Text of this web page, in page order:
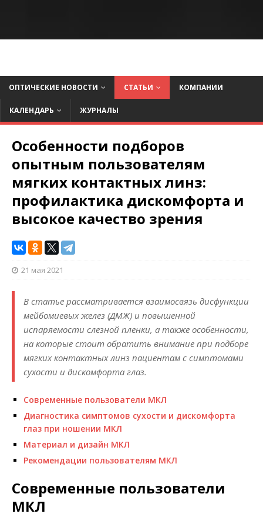
ОПТИЧЕСКИЕ НОВОСТИ СТАТЬИ КОМПАНИИ
КАЛЕНДАРЬ ЖУРНАЛЫ
Особенности подборов
опытным пользователям
мягких контактных линз:
профилактика дискомфорта и
высокое качество зрения
21 мая 2021
В статье рассматривается взаимосвязь дисфункции
мейбомиевых желез (ДМЖ) и повышенной
испаряемости слезной пленки, а также особенности,
на которые стоит обратить внимание при подборе
мягких контактных линз пациентам с симптомами
сухости и дискомфорта глаз.
Современные пользователи МКЛ
Диагностика симптомов сухости и дискомфорта
глаз при ношении МКЛ
Материал и дизайн МКЛ
Рекомендации пользователям МКЛ
Современные пользователи
МКЛ